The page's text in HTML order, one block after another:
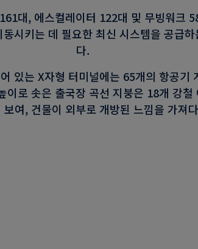
대, 에스컬레이터 122대 및 무빙워크
시키는 데 필요한 최신 시스템을 공급
다.
있는 X자형 터미널에는 65개의 항공기
이로 솟은 출국장 곡선 지붕은 18개 강철
보여, 건물이 외부로 개방된 느낌을 가져